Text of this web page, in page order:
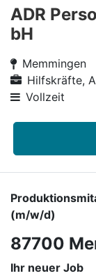
ADR
bH
Memmingen
Hilfskräfte,
Vollzeit
(m/w/d)
87700
Ihr neuer Job